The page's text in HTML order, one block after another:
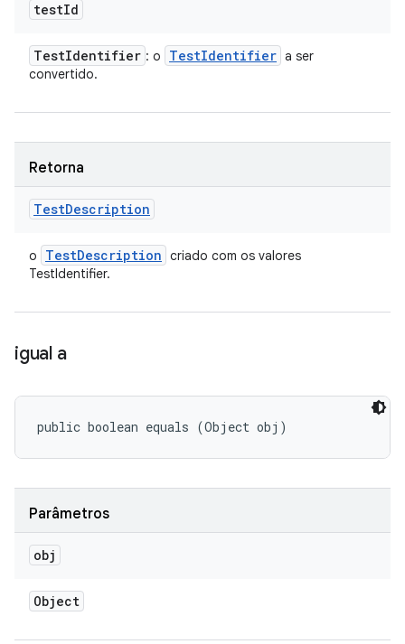
testId
TestIdentifier : o TestIdentifier a ser
convertido.
Retorna
TestDescription
o TestDescription criado com os valores
TestIdentifier.
igual a
public boolean equals (Object obj)
Parâmetros
obj
Object